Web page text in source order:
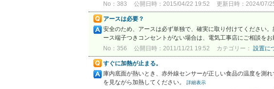
No：383 公開日時：2015/04/22 19:52 更新日時：2024/07/
アースは必要？
安全のため、アースは必ず単独で、確実に取り付けてください
ース端子つきコンセントがない場合は、電気工事店にご相談をお
No：356 公開日時：2011/11/21 19:52 カテゴリー： 設置に
すぐに加熱が止まる。
庫内底面が熱いとき、赤外線センサーが正しい食品の温度を測
を見ながら加熱してください。
詳細表示